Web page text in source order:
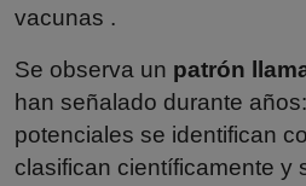
vacunas .
Se observa un patrón
han señalado durante
potenciales se identifican
clasifican científicamente y